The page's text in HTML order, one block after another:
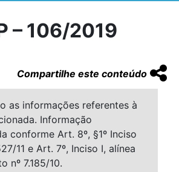
– 106/2019
Compartilhe este conteúdo
as informações referentes à
Informação
conforme Art. 8º, §1º Inciso
11 e Art. 7º, Inciso I, alínea
nº 7.185/10.